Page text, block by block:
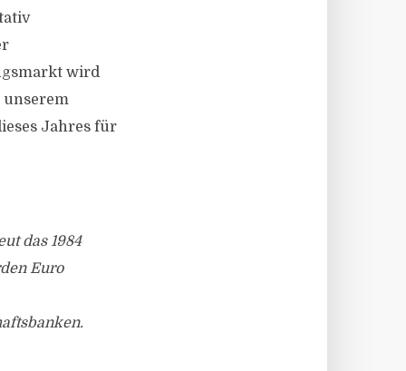
wird
unserem
Jahres für
das 1984
Euro